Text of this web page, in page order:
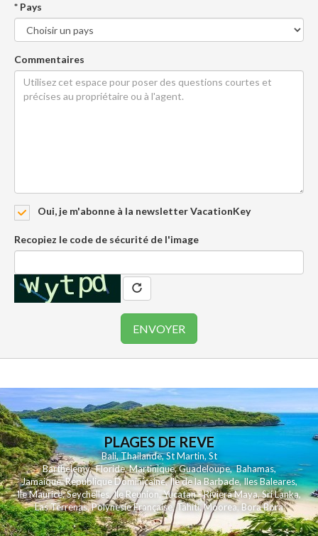
* Pays
Commentaires
Oui, je m'abonne à la newsletter VacationKey
Recopiez le code de sécurité de l'image
PLAGES DE REVE
Bali,Thailande,St Martin,St
Barthelemy,Floride,Martinique,Guadeloupe,Bahamas,
Jamaique,Republique Dominicaine,Ile de la Barbade,Iles Baleares,
Ile Maurice,Seychelles,Ile Reunion,Yucatan - Riviera Maya,Sri Lanka,
Las Terrenas,Polynesie Française,Tahiti,Moorea, Bora Bora